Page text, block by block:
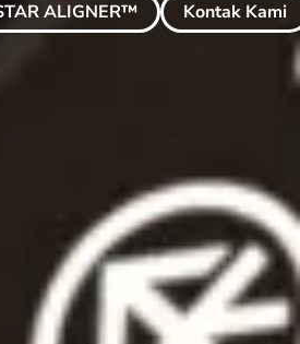
ALIGNER™ Kontak Kami